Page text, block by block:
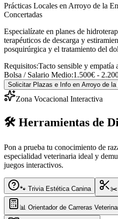
Prácticas Locales en Arroyo de la
Concertadas
Especialízate en planes de
terapéuticos de descarga y
posquirúrgica y el tratamiento del
Requisitos:Tacto sensible y empatía
Bolsa / Salario Medio:1.500€ -
Solicitar Plazas e Info en Arroyo de
Zona Vocacional Interactiva
🛠️ Herramientas de
Pon a prueba tu conocimiento de
especialidad veterinaria ideal y
juegos interactivos.
🐾 Trivia Estética Canina ✂️
📊 Orientador de Carreras